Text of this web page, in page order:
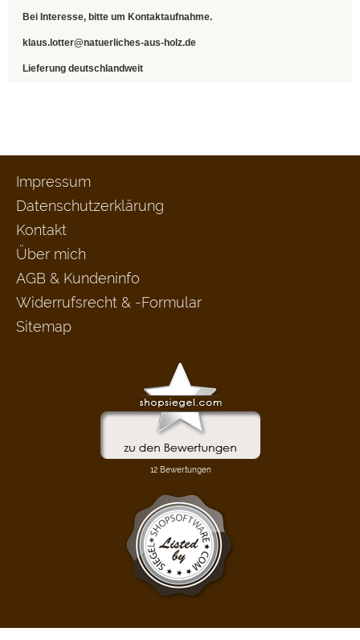
Bei Interesse, bitte um Kontaktaufnahme.
klaus.lotter@natuerliches-aus-holz.de
Lieferung deutschlandweit
Impressum
Datenschutzerklärung
Kontakt
Über mich
AGB & Kundeninfo
Widerrufsrecht & -Formular
Sitemap